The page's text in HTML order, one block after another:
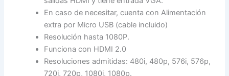
En caso de necesitar, cuenta con Alimentación
extra por Micro USB (cable incluido)
Resolución hasta 1080P.
Funciona con HDMI 2.0
Resoluciones admitidas: 480i, 480p, 576i, 576p,
720i, 720p, 1080i, 1080p.